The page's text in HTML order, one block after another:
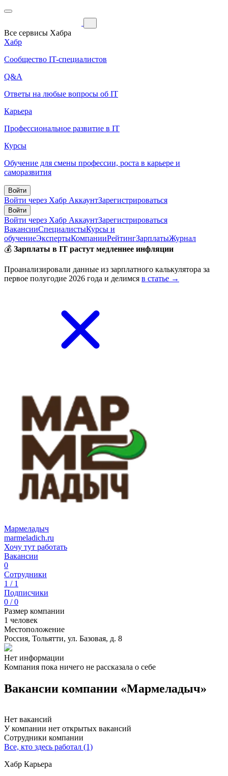
Все сервисы Хабра
Хабр
Сообщество IT-специалистов
Q&A
Ответы на любые вопросы об IT
Карьера
Профессиональное развитие в IT
Курсы
Обучение для смены профессии, роста в карьере и
саморазвития
Войти
Войти через Хабр АккаунтЗарегистрироваться
Войти
Войти через Хабр АккаунтЗарегистрироваться
ВакансииСпециалистыКурсы и
обучениеЭкспертыКомпанииРейтингЗарплатыЖурнал
💰 Зарплаты в IT растут медленнее инфляции
Проанализировали данные из зарплатного калькулятора за
первое полугодие 2026 года и делимся в статье →
Мармеладыч
marmeladich.ru
Хочу тут работать
Вакансии
0
Сотрудники
1 / 1
Подписчики
0 / 0
Размер компании
1 человек
Местоположение
Россия, Тольятти, ул. Базовая, д. 8
Нет информации
Компания пока ничего не рассказала о себе
Вакансии компании «Мармеладыч»
Нет вакансий
У компании нет открытых вакансий
Сотрудники компании
Все, кто здесь работал (1)
Хабр Карьера